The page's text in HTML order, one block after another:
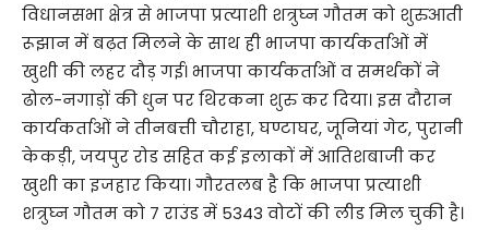
विधानसभा क्षेत्र से भाजपा प्रत्याशी शत्रुघ्न गौतम को शुरुआती
रूझान में बढ़त मिलने के साथ ही भाजपा कार्यकर्ताओं में
खुशी की लहर दौड़ गई। भाजपा कार्यकर्ताओं व समर्थकों ने
ढोल-नगाड़ों की धुन पर थिरकना शुरु कर दिया। इस दौरान
कार्यकर्ताओं ने तीनबत्ती चौराहा, घण्टाघर, जूनियां गेट, पुरानी
केकड़ी, जयपुर रोड सहित कई इलाकों में आतिशबाजी कर
खुशी का इजहार किया। गौरतलब है कि भाजपा प्रत्याशी
शत्रुघ्न गौतम को 7 राउंड में 5343 वोटों की लीड मिल चुकी है।